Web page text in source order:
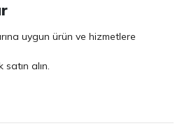
uygun ürün ve hizmetlere
alın.